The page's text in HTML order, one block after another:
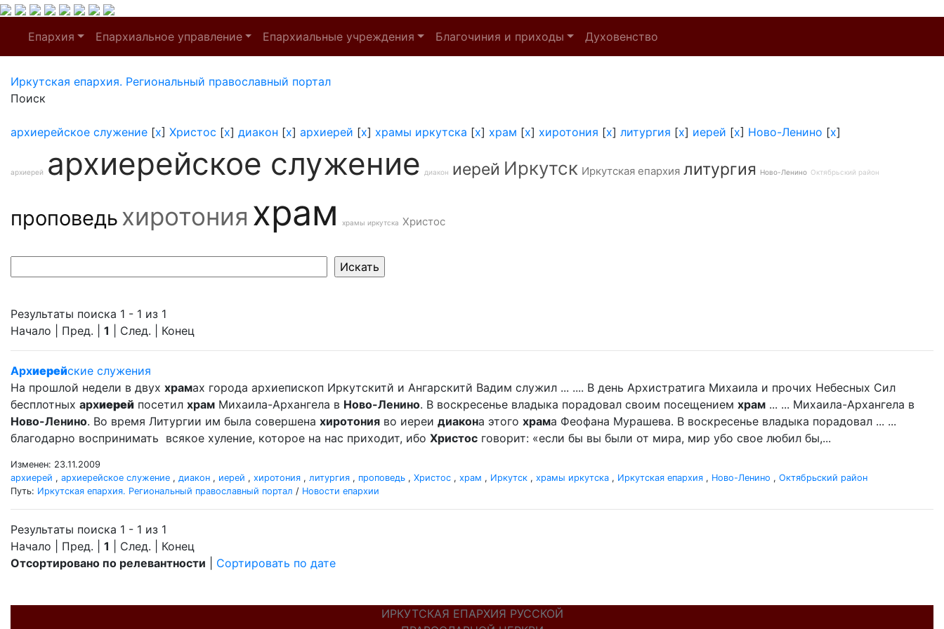
Епархия Епархиальное управление Епархиальные учреждения Благочиния и приходы Духовенство
Иркутская епархия. Региональный православный портал
Поиск
архиерейское служение [x] Христос [x] диакон [x] архиерей [x] храмы иркутска [x] храм [x] хиротония [x] литургия [x] иерей [x] Ново-Ленино [x]
архиерей архиерейское служение диакон иерей Иркутск Иркутская епархия литургия Ново-Ленино Октябрьский район
проповедь хиротония храм храмы иркутска Христос
Результаты поиска 1 - 1 из 1
Начало | Пред. | 1 | След. | Конец
Архиерейские служения
На прошлой недели в двух храмах города архиепископ Иркутскитй и Ангарскитй Вадим служил ... .... В день Архистратига Михаила и прочих Небесных Сил
бесплотных архиерей посетил храм Михаила-Архангела в Ново-Ленино. В воскресенье владыка порадовал своим посещением храм ... ... Михаила-Архангела в
Ново-Ленино. Во время Литургии им была совершена хиротония во иереи диакона этого храма Феофана Мурашева. В воскресенье владыка порадовал ... ...
благодарно воспринимать всякое хуление, которое на нас приходит, ибо Христос говорит: «если бы вы были от мира, мир убо свое любил бы,...
Изменен: 23.11.2009
архиерей , архиерейское служение , диакон , иерей , хиротония , литургия , проповедь , Христос , храм , Иркутск , храмы иркутска , Иркутская епархия , Ново-Ленино , Октябрьский район
Путь: Иркутская епархия. Региональный православный портал / Новости епархии
Результаты поиска 1 - 1 из 1
Начало | Пред. | 1 | След. | Конец
Отсортировано по релевантности
Сортировать по дате
ИРКУТСКАЯ ЕПАРХИЯ РУССКОЙ